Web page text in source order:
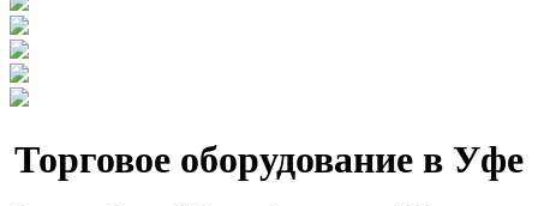
Торговое оборудование в Уфе